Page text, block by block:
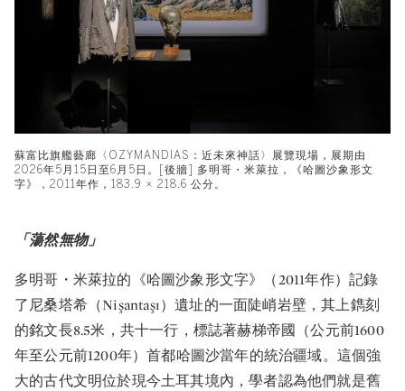
蘇富比旗艦藝廊〈OZYMANDIAS：近未來神話〉展覽現場，展期由
2026年5月15日至6月5日。[後牆] 多明哥・米萊拉，《哈圖沙象形文
字》，2011年作，183.9 × 218.6 公分。
「蕩然無物」
多明哥・米萊拉的《哈圖沙象形文字》（2011年作）記錄
了尼桑塔希（Nişantaşı）遺址的一面陡峭岩壁，其上鐫刻
的銘文長8.5米，共十一行，標誌著赫梯帝國（公元前1600
年至公元前1200年）首都哈圖沙當年的統治疆域。這個強
大的古代文明位於現今土耳其境內，學者認為他們就是舊